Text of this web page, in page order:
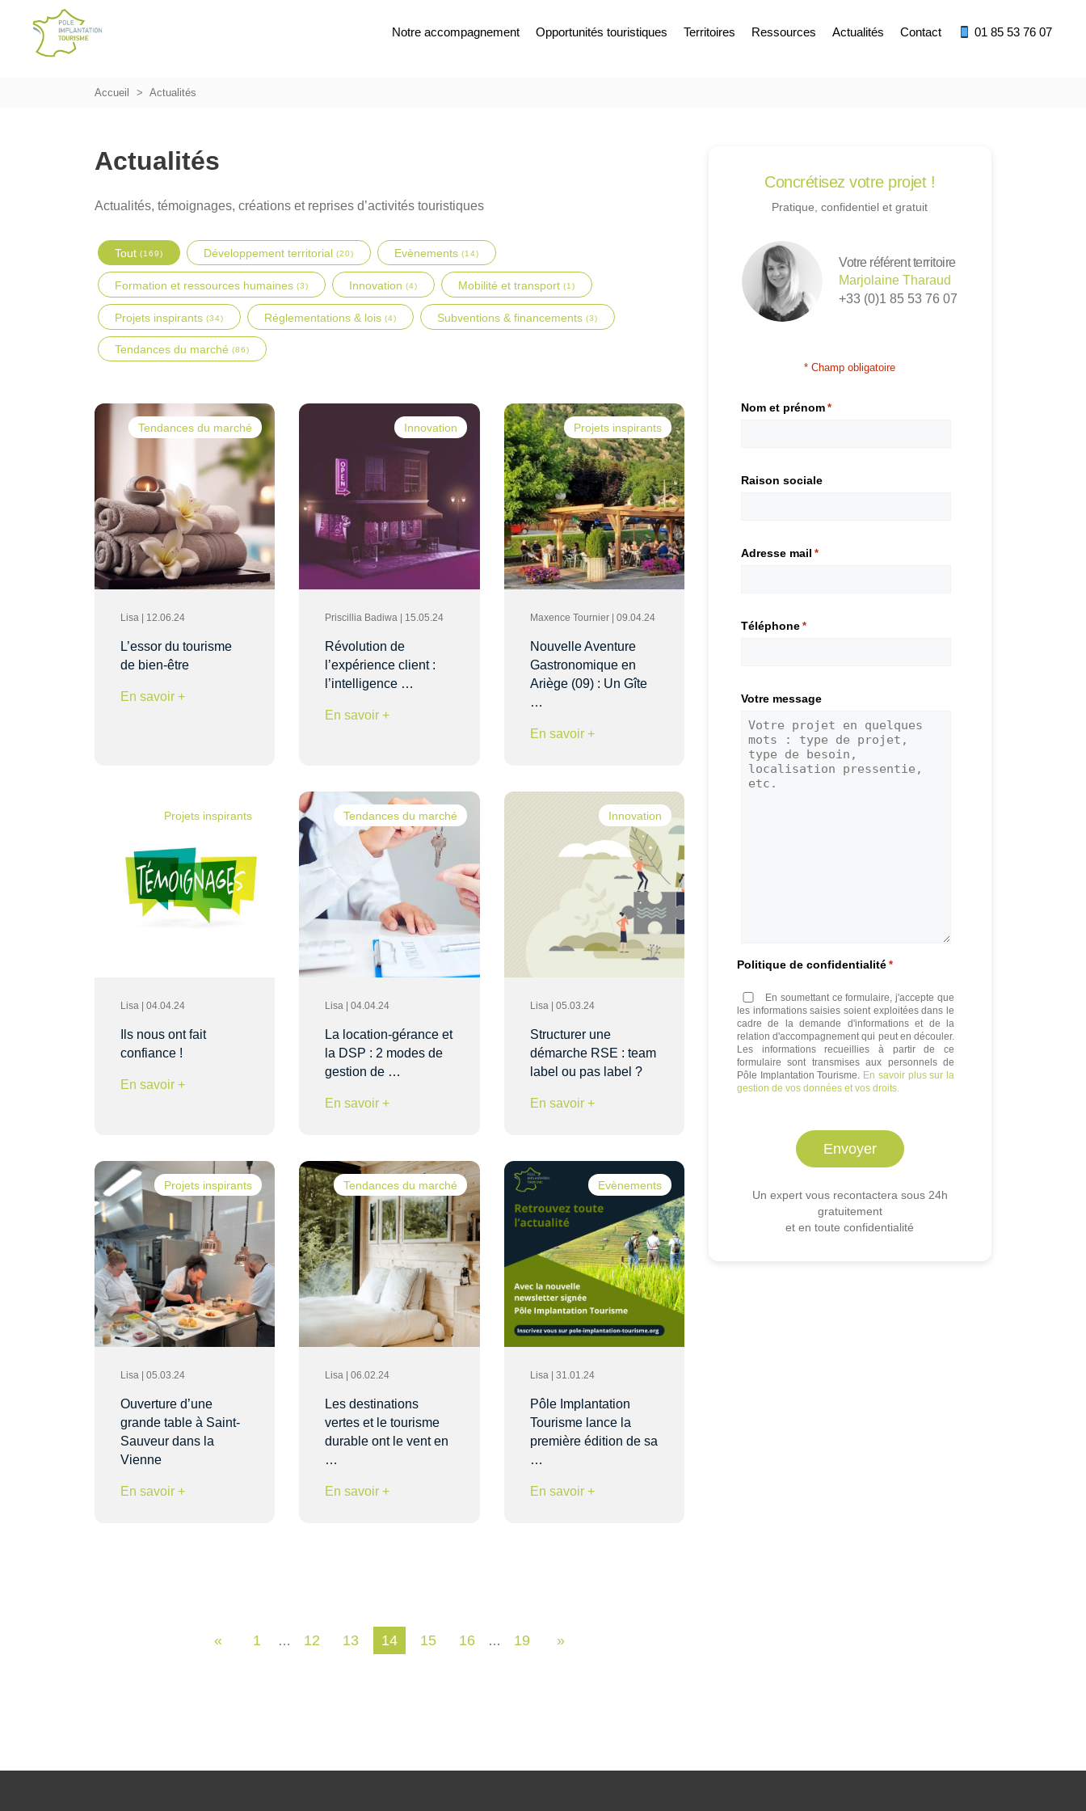
Notre accompagnement Opportunités touristiques Territoires Ressources Actualités Contact 01 85 53 76 07
Accueil Actualités
Actualités
Actualités, témoignages, créations et reprises d’activités touristiques
Tout (169) Développement territorial (20) Evènements (14)
Formation et ressources humaines (3) Innovation (4) Mobilité et transport (1)
Projets inspirants (34) Réglementations & lois (4) Subventions & financements (3)
Tendances du marché (86)
Tendances du marché
Lisa | 12.06.24
L’essor du tourisme
de bien-être
En savoir +
Innovation
Priscillia Badiwa | 15.05.24
Révolution de
l’expérience client :
l’intelligence …
En savoir +
Projets inspirants
Maxence Tournier | 09.04.24
Nouvelle Aventure
Gastronomique en
Ariège (09) : Un Gîte
…
En savoir +
Projets inspirants
Lisa | 04.04.24
Ils nous ont fait
confiance !
En savoir +
Tendances du marché
Lisa | 04.04.24
La location-gérance et
la DSP : 2 modes de
gestion de …
En savoir +
Innovation
Lisa | 05.03.24
Structurer une
démarche RSE : team
label ou pas label ?
En savoir +
Projets inspirants
Lisa | 05.03.24
Ouverture d’une
grande table à Saint-
Sauveur dans la
Vienne
En savoir +
Tendances du marché
Lisa | 06.02.24
Les destinations
vertes et le tourisme
durable ont le vent en
…
En savoir +
Evènements
Lisa | 31.01.24
Pôle Implantation
Tourisme lance la
première édition de sa
…
En savoir +
« 1 … 12 13 14 15 16 … 19 »
Concrétisez votre projet !
Pratique, confidentiel et gratuit
Votre référent territoire
Marjolaine Tharaud
+33 (0)1 85 53 76 07
* Champ obligatoire
Nom et prénom *
Raison sociale
Adresse mail *
Téléphone *
Votre message
Politique de confidentialité *
En soumettant ce formulaire, j'accepte que
les informations saisies soient exploitées dans le
cadre de la demande d'informations et de la
relation d'accompagnement qui peut en découler.
Les informations recueillies à partir de ce
formulaire sont transmises aux personnels de
Pôle Implantation Tourisme. En savoir plus sur la
gestion de vos données et vos droits.
Un expert vous recontactera sous 24h
gratuitement
et en toute confidentialité